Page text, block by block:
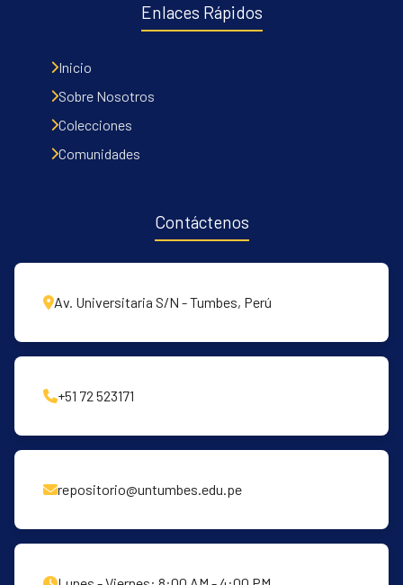
Enlaces Rápidos
Inicio
Sobre Nosotros
Colecciones
Comunidades
Contáctenos
Av. Universitaria S/N - Tumbes, Perú
+51 72 523171
repositorio@untumbes.edu.pe